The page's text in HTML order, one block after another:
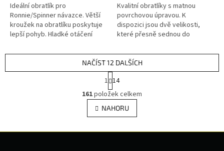
Ideální obratlík pro
Ronnie/Spinner návazce. Větší
kroužek na obratlíku poskytuje
lepší pohyb. Hladké otáčení
háčku Zaoblená smyčka...
Kvalitní obratlíky s matnou
povrchovou úpravou. K
dispozici jsou dvě velikosti,
které přesně sednou do
Fox. Balení: 20ks
O
v
l
á
NAČÍST 12 DALŠÍCH
t
r
á
n
k
v
1 14
161položek celkem
NAHORU